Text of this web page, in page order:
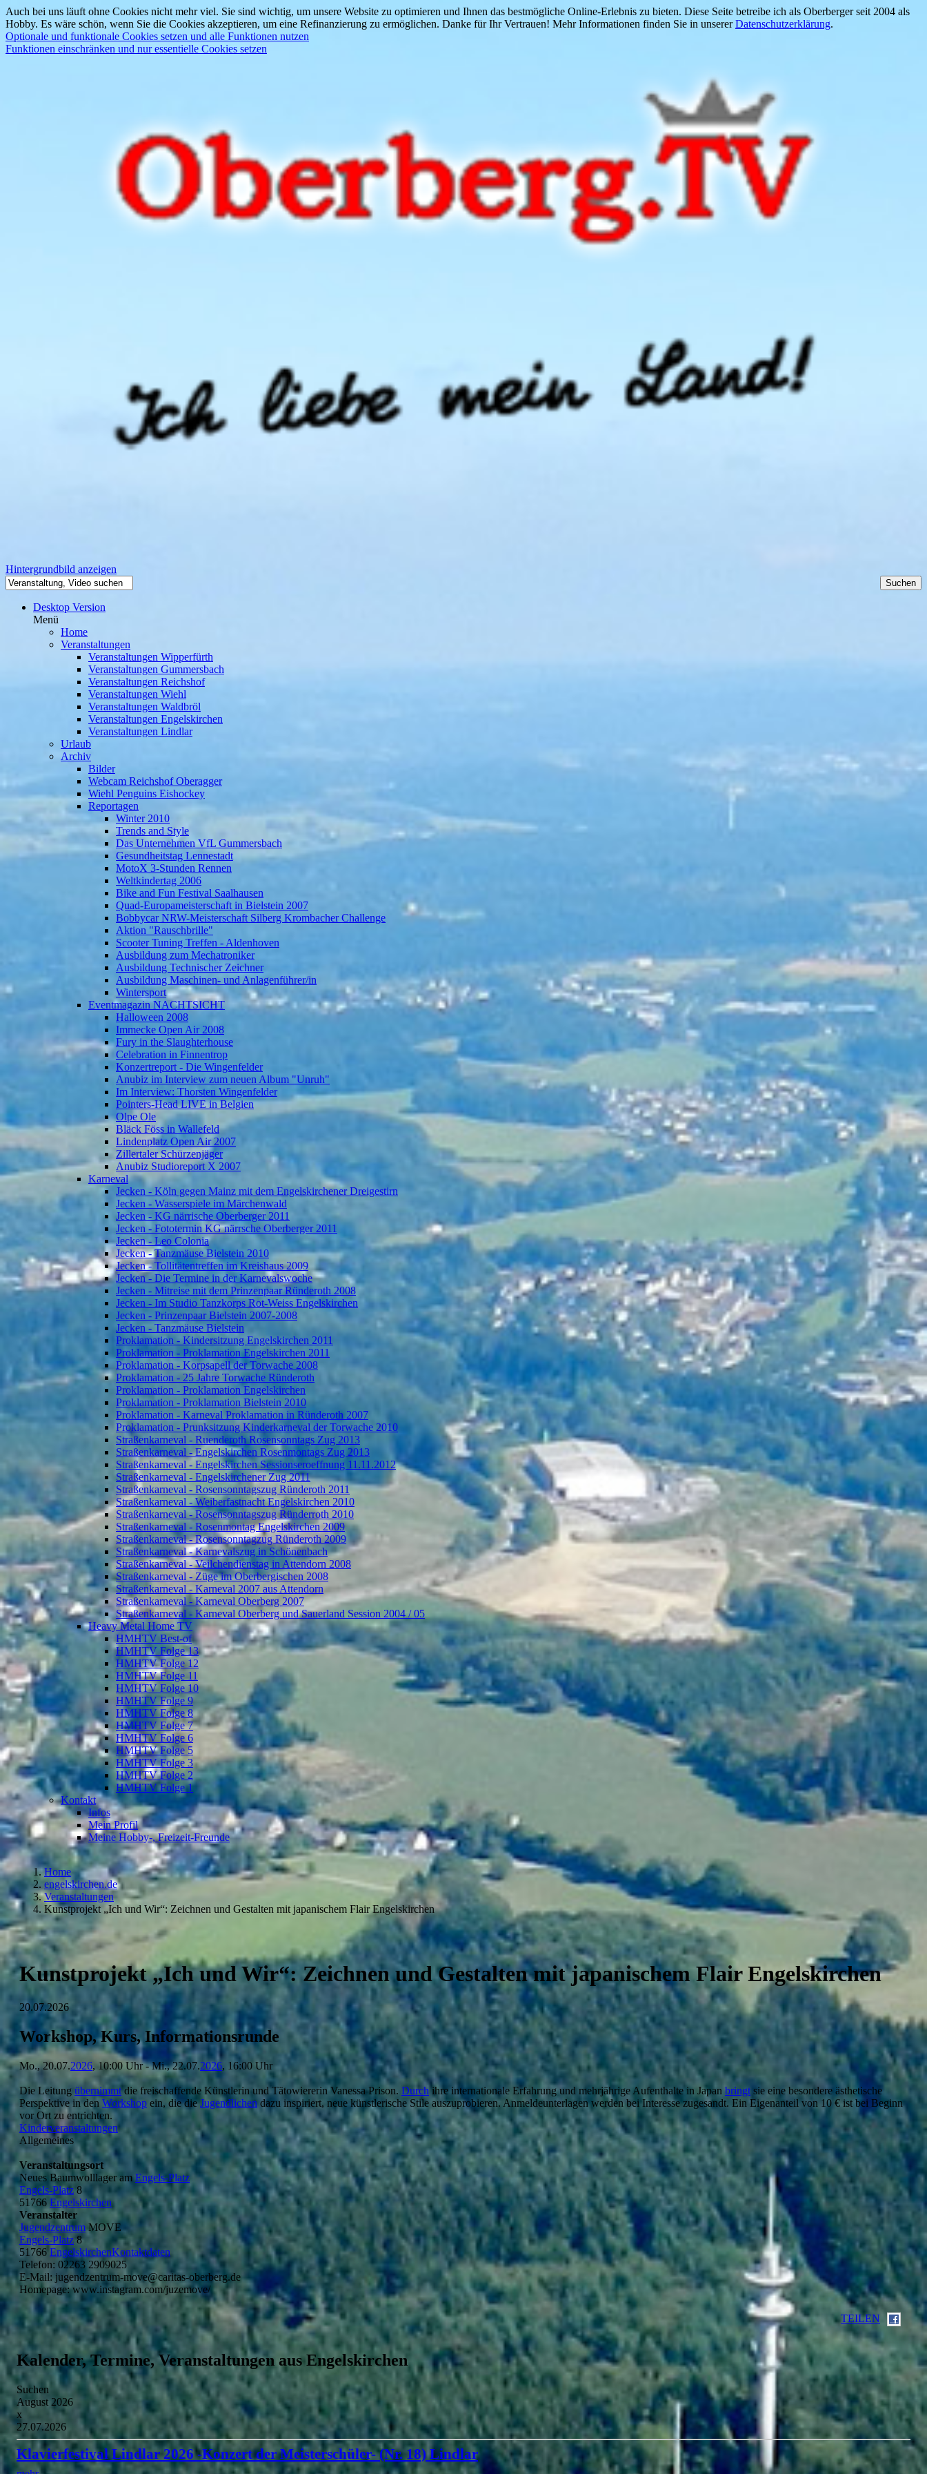
Auch bei uns läuft ohne Cookies nicht mehr viel. Sie sind wichtig, um unsere Website zu optimieren und Ihnen das bestmögliche Online-Erlebnis zu bieten. Diese Seite betreibe ich als Oberberger seit 2004 als
Hobby. Es wäre schön, wenn Sie die Cookies akzeptieren, um eine Refinanzierung zu ermöglichen. Danke für Ihr Vertrauen! Mehr Informationen finden Sie in unsererDatenschutzerklärung.
Optionale und funktionale Cookies setzen und alle Funktionen nutzen
Funktionen einschränken und nur essentielle Cookies setzen
Hintergrundbild anzeigen
Desktop Version
Menü
Home
Veranstaltungen
Veranstaltungen Wipperfürth
Veranstaltungen Gummersbach
Veranstaltungen Reichshof
Veranstaltungen Wiehl
Veranstaltungen Waldbröl
Veranstaltungen Engelskirchen
Veranstaltungen Lindlar
Urlaub
Archiv
Bilder
Webcam Reichshof Oberagger
Wiehl Penguins Eishockey
Reportagen
Winter 2010
Trends and Style
Das Unternehmen VfL Gummersbach
Gesundheitstag Lennestadt
MotoX 3-Stunden Rennen
Weltkindertag 2006
Bike and Fun Festival Saalhausen
Quad-Europameisterschaft in Bielstein 2007
Bobbycar NRW-Meisterschaft Silberg Krombacher Challenge
Aktion "Rauschbrille"
Scooter Tuning Treffen - Aldenhoven
Ausbildung zum Mechatroniker
Ausbildung Technischer Zeichner
Ausbildung Maschinen- und Anlagenführer/in
Wintersport
Eventmagazin NACHTSICHT
Halloween 2008
Immecke Open Air 2008
Fury in the Slaughterhouse
Celebration in Finnentrop
Konzertreport - Die Wingenfelder
Anubiz im Interview zum neuen Album "Unruh"
Im Interview: Thorsten Wingenfelder
Pointers-Head LIVE in Belgien
Olpe Ole
Bläck Föss in Wallefeld
Lindenplatz Open Air 2007
Zillertaler Schürzenjäger
Anubiz Studioreport X 2007
Karneval
Jecken - Köln gegen Mainz mit dem Engelskirchener Dreigestirn
Jecken - Wasserspiele im Märchenwald
Jecken - KG närrische Oberberger 2011
Jecken - Fototermin KG närrsche Oberberger 2011
Jecken - Leo Colonia
Jecken - Tanzmäuse Bielstein 2010
Jecken - Tollitätentreffen im Kreishaus 2009
Jecken - Die Termine in der Karnevalswoche
Jecken - Mitreise mit dem Prinzenpaar Ründeroth 2008
Jecken - Im Studio Tanzkorps Rot-Weiss Engelskirchen
Jecken - Prinzenpaar Bielstein 2007-2008
Jecken - Tanzmäuse Bielstein
Proklamation - Kindersitzung Engelskirchen 2011
Proklamation - Proklamation Engelskirchen 2011
Proklamation - Korpsapell der Torwache 2008
Proklamation - 25 Jahre Torwache Ründeroth
Proklamation - Proklamation Engelskirchen
Proklamation - Proklamation Bielstein 2010
Proklamation - Karneval Proklamation in Ründeroth 2007
Proklamation - Prunksitzung Kinderkarneval der Torwache 2010
Straßenkarneval - Ruenderoth Rosensonntags Zug 2013
Straßenkarneval - Engelskirchen Rosenmontags Zug 2013
Straßenkarneval - Engelskirchen Sessionseroeffnung 11.11.2012
Straßenkarneval - Engelskirchener Zug 2011
Straßenkarneval - Rosensonntagszug Ründeroth 2011
Straßenkarneval - Weiberfastnacht Engelskirchen 2010
Straßenkarneval - Rosensonntagszug Ründerroth 2010
Straßenkarneval - Rosenmontag Engelskirchen 2009
Straßenkarneval - Rosensonntagzug Ründeroth 2009
Straßenkarneval - Karnevalszug in Schönenbach
Straßenkarneval - Veilchendienstag in Attendorn 2008
Straßenkarneval - Züge im Oberbergischen 2008
Straßenkarneval - Karneval 2007 aus Attendorn
Straßenkarneval - Karneval Oberberg 2007
Straßenkarneval - Karneval Oberberg und Sauerland Session 2004 / 05
Heavy Metal Home TV
HMHTV Best-of
HMHTV Folge 13
HMHTV Folge 12
HMHTV Folge 11
HMHTV Folge 10
HMHTV Folge 9
HMHTV Folge 8
HMHTV Folge 7
HMHTV Folge 6
HMHTV Folge 5
HMHTV Folge 3
HMHTV Folge 2
HMHTV Folge 1
Kontakt
Infos
Mein Profil
Meine Hobby-, Freizeit-Freunde
Home
engelskirchen.de
Veranstaltungen
Kunstprojekt „Ich und Wir“: Zeichnen und Gestalten mit japanischem Flair Engelskirchen
Kunstprojekt „Ich und Wir“: Zeichnen und Gestalten mit japanischem Flair Engelskirchen
20.07.2026
Workshop, Kurs, Informationsrunde
Mo., 20.07.2026, 10:00 Uhr - Mi., 22.07.2026, 16:00 Uhr
Die Leitung übernimmtdie freischaffende Künstlerin und Tätowiererin Vanessa Prison. Durchihre internationale Erfahrung und mehrjährige Aufenthalte in Japan bringt sie eine besondere ästhetische
Perspektive in den Workshop ein, die dieJugendlichen dazu inspiriert, neue künstlerische Stile auszuprobieren. Anmeldeunterlagen werden bei Interesse zugesandt. Ein Eigenanteil von 10 € ist bei Beginn
vor Ort zu entrichten.
Kinderveranstaltungen
Allgemeines
Veranstaltungsort
Neues Baumwolllager am Engels-Platz
Engels-Platz8
51766 Engelskirchen
Veranstalter
Jugendzentrum MOVE
Engels-Platz8
51766 EngelskirchenKontaktdaten
Telefon: 02263 2909025
E-Mail: jugendzentrum-move@caritas-oberberg.de
Homepage: www.instagram.com/juzemove/
TEILEN
Kalender, Termine, Veranstaltungen aus Engelskirchen
Suchen
August 2026
x
27.07.2026
Klavierfestival Lindlar 2026 -Konzert der Meisterschüler- (Nr. 18) Lindlar